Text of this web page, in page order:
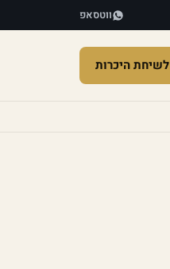
ווטסאפ
לשיחת היכרות